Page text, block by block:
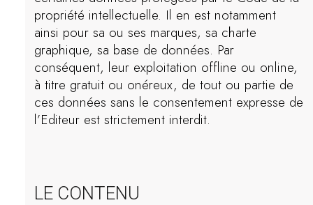
propriété intellectuelle. Il en est notamment
ainsi pour sa ou ses marques, sa charte
graphique, sa base de données. Par
conséquent, leur exploitation offline ou online,
à titre gratuit ou onéreux, de tout ou partie de
ces données sans le consentement expresse de
l’Editeur est strictement interdit.
LE CONTENU